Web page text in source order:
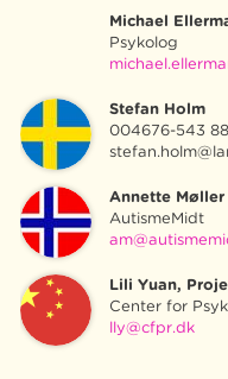
Michael
Psykolog
Stefan Holm
004676-543 88
Annette Møller
AutismeMidt
Lili Yuan,
Center for
lly@cfpr.dk